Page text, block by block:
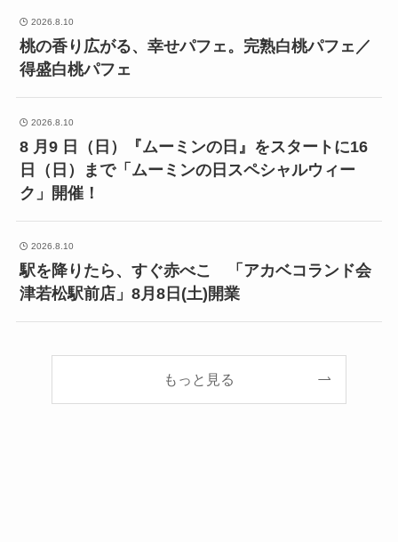
2026.8.10
桃の香り広がる、幸せパフェ。完熟白桃パフェ／
得盛白桃パフェ
2026.8.10
8 月9 日（日）『ムーミンの日』をスタートに16
日（日）まで「ムーミンの日スペシャルウィー
ク」開催！
2026.8.10
駅を降りたら、すぐ赤べこ 「アカベコランド会
津若松駅前店」8月8日(土)開業
もっと見る